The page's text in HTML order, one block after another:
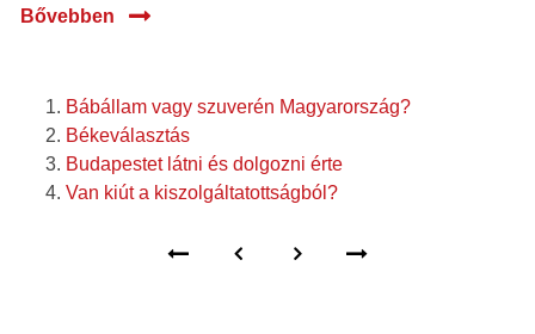
Bővebben
Bábállam vagy szuverén Magyarország?
Békeválasztás
Budapestet látni és dolgozni érte
Van kiút a kiszolgáltatottságból?